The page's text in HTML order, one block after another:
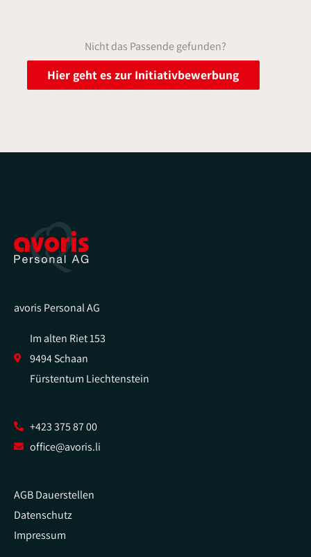
Nicht das Passende gefunden?
Hier geht es zur Initiativbewerbung
avoris Personal AG
Im alten Riet 153
9494 Schaan
Fürstentum Liechtenstein
+423 375 87 00
office@avoris.li
AGB Dauerstellen
Datenschutz
Impressum